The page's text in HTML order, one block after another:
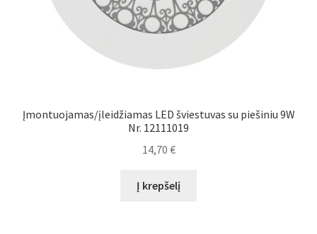
Įmontuojamas/įleidžiamas LED šviestuvas su piešiniu 9W
Nr. 12111019
14,70 €
Į krepšelį